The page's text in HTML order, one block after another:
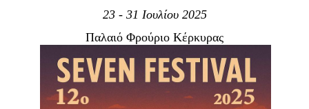
Information
Είσοδος διαχειριστή
23 - 31 Ιουλίου 2025
Παλαιό Φρούριο Κέρκυρας